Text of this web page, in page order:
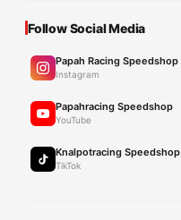
Follow Social Media
Papah Racing Speedshop
Instagram
Papahracing Speedshop
YouTube
Knalpotracing Speedshop
TikTok